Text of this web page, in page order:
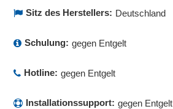
Sitz des Herstellers: Deutschland
Schulung: gegen Entgelt
Hotline: gegen Entgelt
Installationssupport: gegen Entgelt